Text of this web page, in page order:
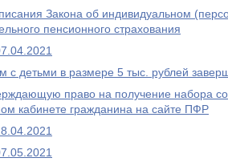
Закона об индивидуальном
пенсионного страхования
с детьми в размере 5 тыс. рублей
право на получение набора
кабинете гражданина на сайте ПФР